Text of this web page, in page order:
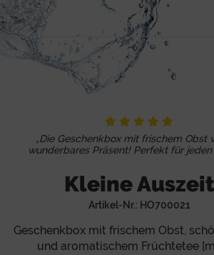
„Die Geschenkbox mit frischem Obst
wunderbares Präsent! Perfekt für jeden
Kleine Auszeit
Artikel-Nr.: HO700021
Geschenkbox mit frischem Obst,
und aromatischem Früchtetee